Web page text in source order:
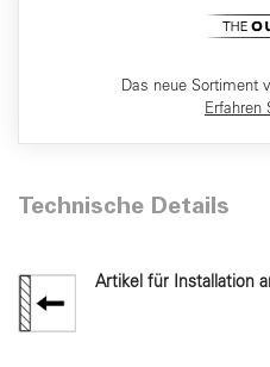
Das neue Sortiment
Erfahren
Technische Details
Artikel für Installation